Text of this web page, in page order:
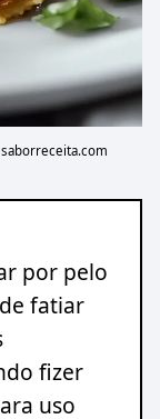
por pelo
fatiar
fizer
uso